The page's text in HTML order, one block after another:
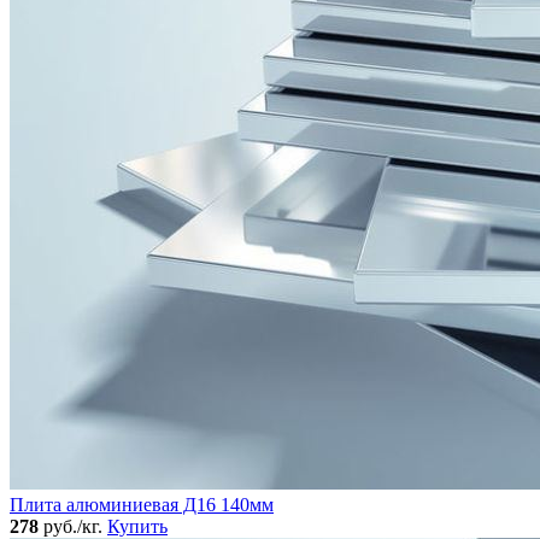
Плита алюминиевая Д16 140мм
278 руб./кг. Купить